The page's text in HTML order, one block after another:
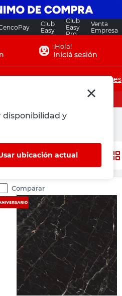
Club
Easy
Club
Easy
Pro
Venta
Empresa
disponibilidad y
ubicación actual
¡Hola!
Iniciá sesión
Servicios de instalaciones
Comparar
Vista rápida